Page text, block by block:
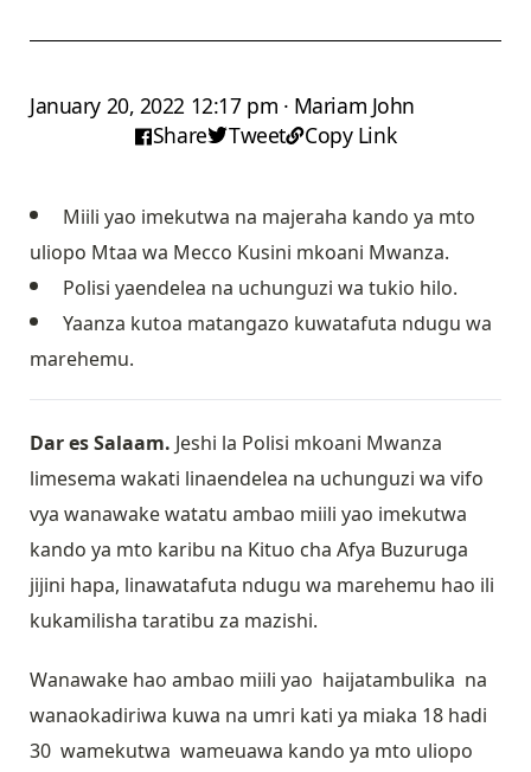
January 20, 2022 12:17 pm · Mariam John
Share
Tweet Copy Link
Miili yao imekutwa na majeraha kando ya mto
uliopo Mtaa wa Mecco Kusini mkoani Mwanza.
Polisi yaendelea na uchunguzi wa tukio hilo.
Yaanza kutoa matangazo kuwatafuta ndugu wa
marehemu.
Dar es Salaam. Jeshi la Polisi mkoani Mwanza
limesema wakati linaendelea na uchunguzi wa vifo
vya wanawake watatu ambao miili yao imekutwa
kando ya mto karibu na Kituo cha Afya Buzuruga
jijini hapa, linawatafuta ndugu wa marehemu hao ili
kukamilisha taratibu za mazishi.
Wanawake hao ambao miili yao haijatambulika na
wanaokadiriwa kuwa na umri kati ya miaka 18 hadi
30 wamekutwa wameuawa kando ya mto uliopo